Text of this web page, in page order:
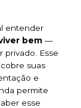
entender
bem —
privado. Esse
suas
e
permite
esse